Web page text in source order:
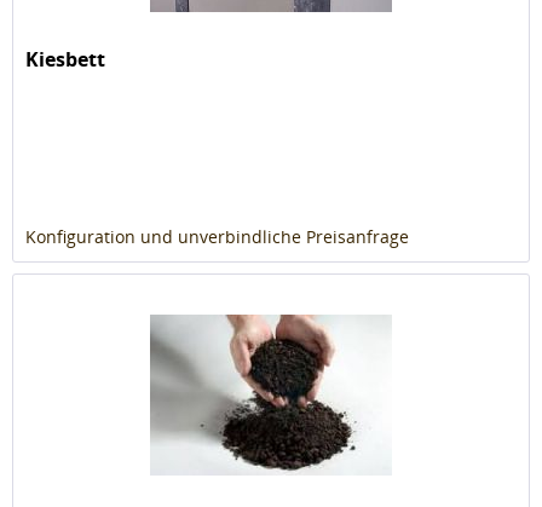
Kiesbett
Konfiguration und unverbindliche Preisanfrage